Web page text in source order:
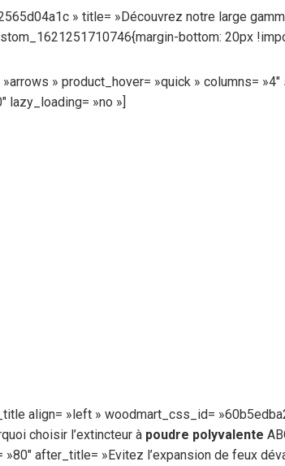
» title= »Découvrez notre large
bottom: 20px
» product_hover= »quick » columns=
lazy_loading= »no »]
align= »left » woodmart_css_id=
choisir l’extincteur à poudre polyvalente
after_title= »Evitez l’expansion de feux